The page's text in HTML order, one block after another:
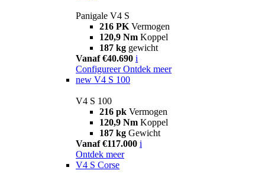
Panigale V4 S
216 PK Vermogen
120,9 Nm Koppel
187 kg gewicht
Vanaf €40.690 i
Configureer Ontdek meer
new V4 S 100
V4 S 100
216 pk Vermogen
120,9 Nm Koppel
187 kg Gewicht
Vanaf €117.000 i
Ontdek meer
V4 S Corse